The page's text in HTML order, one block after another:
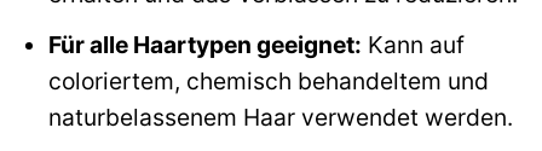
Für alle Haartypen geeignet: Kann auf
coloriertem, chemisch behandeltem und
naturbelassenem Haar verwendet werden.